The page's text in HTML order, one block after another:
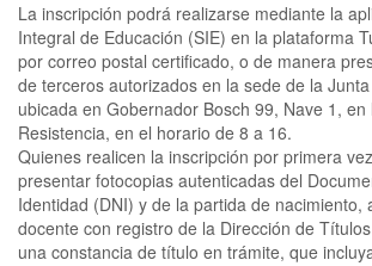
La inscripción podrá realizarse mediante la
Integral de Educación (SIE) en la plataforma
por correo postal certificado, o de manera
de terceros autorizados en la sede de la
ubicada en Gobernador Bosch 99, Nave 1, en
Resistencia, en el horario de 8 a 16.
Quienes realicen la inscripción por primera
presentar fotocopias autenticadas del
Identidad (DNI) y de la partida de nacimiento,
docente con registro de la Dirección de
una constancia de título en trámite, que